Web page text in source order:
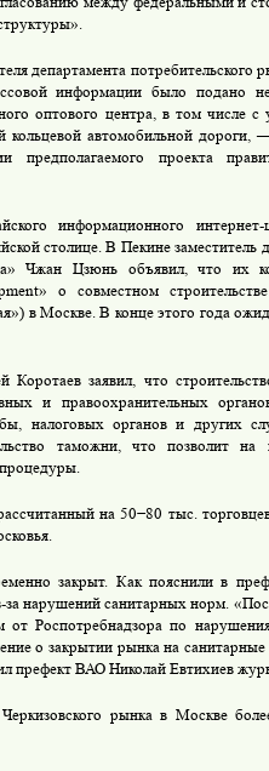
департамента потребительского
информации было подано
оптового центра, в том числе с
кольцевой автомобильной дороги,
проекта
информационного интернет-
столице. В Пекине заместитель
Чжан Цзюнь объявил, что их
о совместном
в Москве. В конце этого года
заявил, что
и правоохранительных
налоговых органов и других
таможни, что позволит на
на 50−80 тыс.
закрыт. Как пояснили в
нарушений санитарных норм.
Роспотребнадзора по
о закрытии рынка на санитарные
префект ВАО Николай Евтихиев
рынка в Москве